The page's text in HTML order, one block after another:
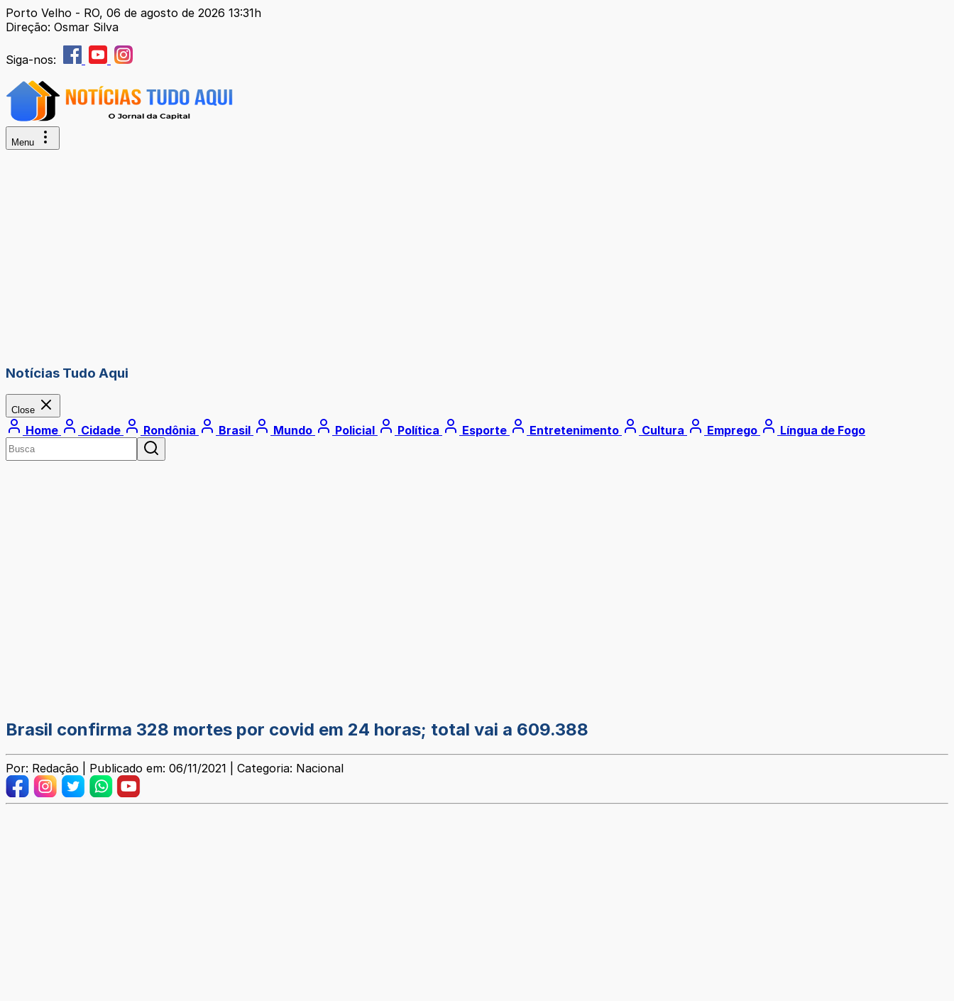
Porto Velho - RO, 06 de agosto de 2026 13:31h
Direção: Osmar Silva
Siga-nos:
Menu
Notícias Tudo Aqui
Close
Home Cidade Rondônia Brasil Mundo Policial Política Esporte Entretenimento Cultura Emprego Língua de Fogo
Brasil confirma 328 mortes por covid em 24 horas; total vai a 609.388
Por: Redação | Publicado em: 06/11/2021 | Categoria: Nacional